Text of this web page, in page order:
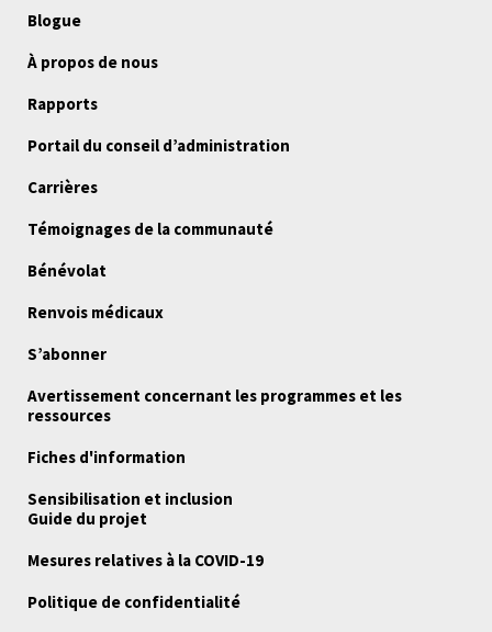
Blogue
À propos de nous
Rapports
Portail du conseil d’administration
Carrières
Témoignages de la communauté
Bénévolat
Renvois médicaux
S’abonner
Avertissement concernant les programmes et les
ressources
Fiches d'information
Sensibilisation et inclusion
Guide du projet
Mesures relatives à la COVID-19
Politique de confidentialité